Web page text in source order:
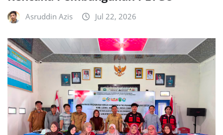
Asruddin Azis Jul 22, 2026